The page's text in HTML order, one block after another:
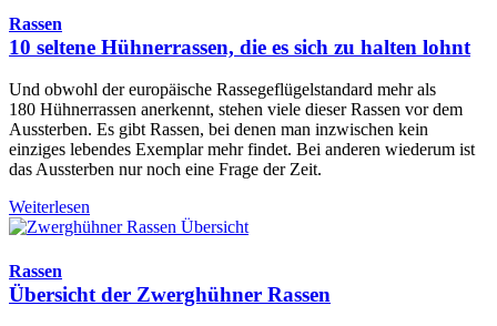
Rassen
10 seltene Hühnerrassen, die es sich zu halten lohnt
Und obwohl der europäische Rassegeflügelstandard mehr als
180 Hühnerrassen anerkennt, stehen viele dieser Rassen vor dem
Aussterben. Es gibt Rassen, bei denen man inzwischen kein
einziges lebendes Exemplar mehr findet. Bei anderen wiederum ist
das Aussterben nur noch eine Frage der Zeit.
Weiterlesen
Rassen
Übersicht der Zwerghühner Rassen